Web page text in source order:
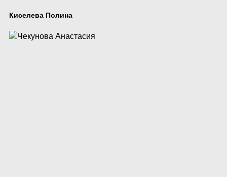
Киселева Полина